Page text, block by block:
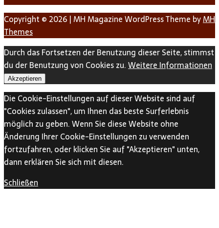
Copyright © 2026 | MH Magazine WordPress Theme byMH
Themes
Durch das Fortsetzen der Benutzung dieser Seite, stimmst
du der Benutzung von Cookies zu.Weitere Informationen
Akzeptieren
Die Cookie-Einstellungen auf dieser Website sind auf
"Cookies zulassen", um Ihnen das beste Surferlebnis
möglich zu geben. Wenn Sie diese Website ohne
Änderung Ihrer Cookie-Einstellungen zu verwenden
fortzufahren, oder klicken Sie auf "Akzeptieren" unten,
dann erklären Sie sich mit diesen.
Schließen